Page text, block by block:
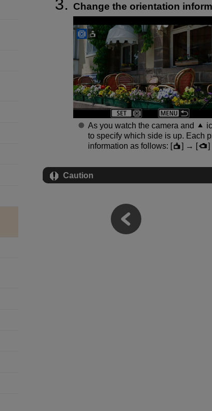
Change the orientation
As you watch the camera and
to specify which side is up. Each
information as follows: [
] → [ ]
Caution